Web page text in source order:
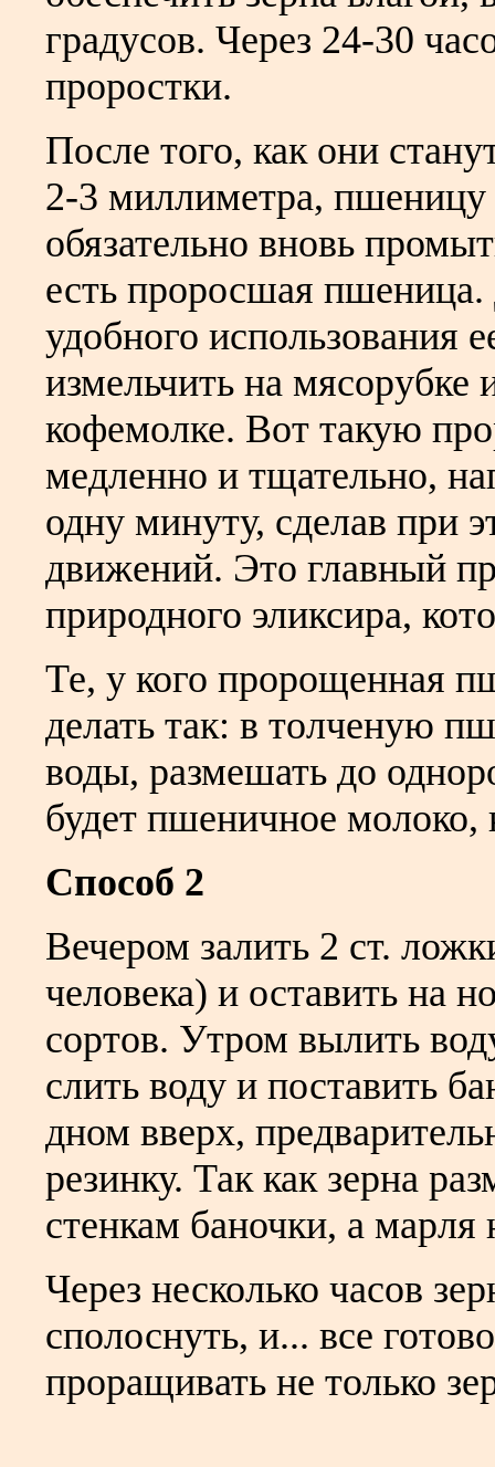
градусов. Через 24-30
проростки.
После того, как они
2-3 миллиметра,
обязательно вновь
есть проросшая
удобного использования
измельчить на мясорубке
кофемолке. Вот такую
медленно и тщательно,
одну минуту, сделав при
движений. Это главный
природного эликсира,
Те, у кого пророщенная
делать так: в толченую
воды, размешать до
будет пшеничное молоко,
Способ 2
Вечером залить 2 ст.
человека) и оставить на
сортов. Утром вылить
слить воду и поставить
дном вверх,
резинку. Так как зерна
стенкам баночки, а
Через несколько часов
сполоснуть, и... все
проращивать не только